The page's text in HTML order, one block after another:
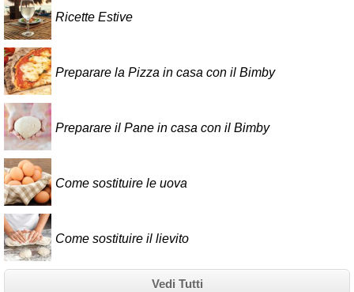
Ricette Estive
Preparare la Pizza in casa con il Bimby
Preparare il Pane in casa con il Bimby
Come sostituire le uova
Come sostituire il lievito
Vedi Tutti